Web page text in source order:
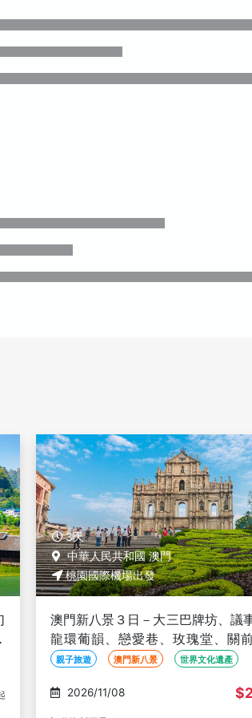
3天
中華人民共和國 澳門
桃園國際機場出發
澳門新八景３日－大三巴牌坊、議
龍環葡韻、戀愛巷、玫瑰堂、關
街、含水舞間景觀席
親子旅遊 澳門新八景 世界文化遺產
2026/11/22